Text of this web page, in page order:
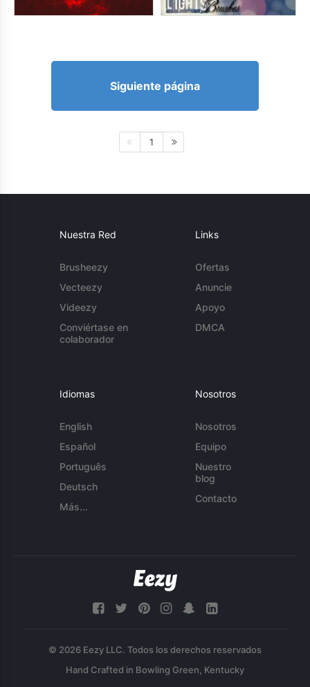
Siguiente página
1
Nuestra Red
Brusheezy
Vecteezy
Videezy
Conviértase en
colaborador
Links
Ofertas
Anuncie
Apoyo
DMCA
Idiomas
English
Español
Português
Deutsch
Más...
Nosotros
Nosotros
Equipo
Nuestro
blog
Contacto
© 2026 Eezy LLC. Todos los derechos reservados